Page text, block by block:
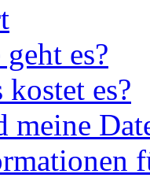
es?
kostet es?
meine